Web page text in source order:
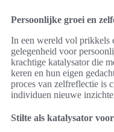
Persoonlijke groei en
In een wereld vol prikkels
gelegenheid voor
krachtige katalysator die
keren en hun eigen
proces van zelfreflectie is
individuen nieuwe
Stilte als katalysator